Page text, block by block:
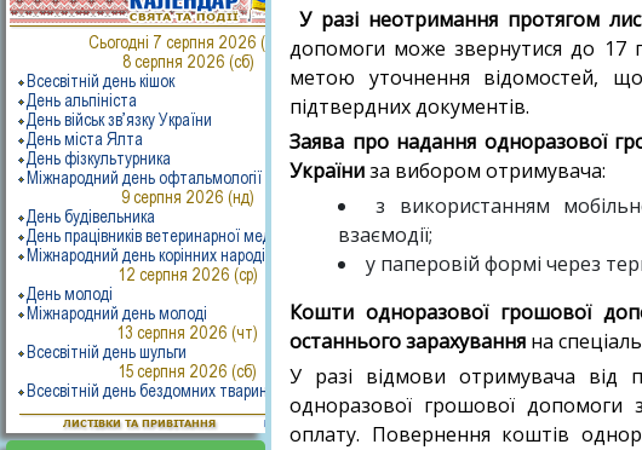
У разі неотримання протягом
допомоги може звернутися до 17
метою уточнення відомостей,
підтвердних документів.
Заява про надання одноразової
Україниза вибором отримувача:
з використанням
взаємодії;
у паперовій формі через
Кошти одноразової грошової
останнього зарахування на
У разі відмови отримувача від
одноразової грошової допомоги
оплату. Повернення коштів